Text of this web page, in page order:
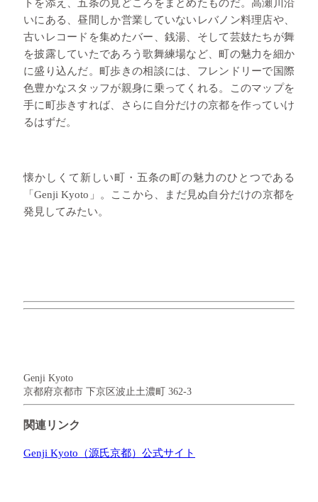
トを添え、五条の見どころをまとめたものだ。高瀬川沿
いにある、昼間しか営業していないレバノン料理店や、
古いレコードを集めたバー、銭湯、そして芸妓たちが舞
を披露していたであろう歌舞練場など、町の魅力を細か
に盛り込んだ。町歩きの相談には、フレンドリーで国際
色豊かなスタッフが親身に乗ってくれる。このマップを
手に町歩きすれば、さらに自分だけの京都を作っていけ
るはずだ。
懐かしくて新しい町・五条の町の魅力のひとつである
「Genji Kyoto」。ここから、まだ見ぬ自分だけの京都を
発見してみたい。
Genji Kyoto
京都府京都市 下京区波止土濃町 362-3
関連リンク
Genji Kyoto（源氏京都）公式サイト